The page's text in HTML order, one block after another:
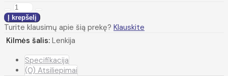
Turite klausimų apie šią prekę? Klauskite
Kilmės šalis: Lenkija
Specifikacija
(0) Atsiliepimai